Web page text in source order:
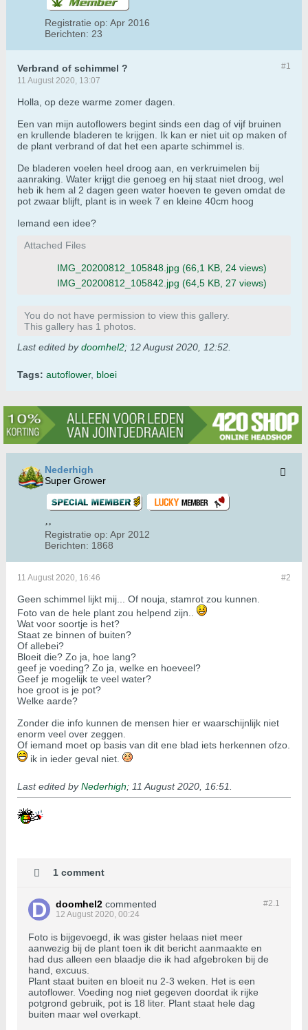
Registratie op: Apr 2016
Berichten: 23
#1
Verbrand of schimmel ?
11 August 2020, 13:07
Holla, op deze warme zomer dagen.
Een van mijn autoflowers begint sinds een dag of vijf bruinen
en krullende bladeren te krijgen. Ik kan er niet uit op maken of
de plant verbrand of dat het een aparte schimmel is.
De bladeren voelen heel droog aan, en verkruimelen bij
aanraking. Water krijgt die genoeg en hij staat niet droog, wel
heb ik hem al 2 dagen geen water hoeven te geven omdat de
pot zwaar blijft, plant is in week 7 en kleine 40cm hoog
Iemand een idee?
Attached Files
IMG_20200812_105848.jpg (66,1 KB, 24 views)
IMG_20200812_105842.jpg (64,5 KB, 27 views)
You do not have permission to view this gallery.
This gallery has 1 photos.
Last edited bydoomhel2; 12 August 2020, 12:52
Tags: autoflower, bloei
Nederhigh
Super Grower
Registratie op: Apr 2012
Berichten: 1868
#2
11 August 2020, 16:46
Geen schimmel lijkt mij... Of nouja, stamrot zou kunnen.
Foto van de hele plant zou helpend zijn..
Wat voor soortje is het?
Staat ze binnen of buiten?
Of allebei?
Bloeit die? Zo ja, hoe lang?
geef je voeding? Zo ja, welke en hoeveel?
Geef je mogelijk te veel water?
hoe groot is je pot?
Welke aarde?
Zonder die info kunnen de mensen hier er waarschijnlijk niet
enorm veel over zeggen.
Of iemand moet op basis van dit ene blad iets herkennen ofzo.
ik in ieder geval niet.
Last edited byNederhigh; 11 August 2020, 16:51
1 comment
#2.1
doomhel2 commented
12 August 2020, 00:24
Foto is bijgevoegd, ik was gister helaas niet meer
aanwezig bij de plant toen ik dit bericht aanmaakte en
had dus alleen een blaadje die ik had afgebroken bij de
hand, excuus.
Plant staat buiten en bloeit nu 2-3 weken. Het is een
autoflower. Voeding nog niet gegeven doordat ik rijke
potgrond gebruik, pot is 18 liter. Plant staat hele dag
buiten maar wel overkapt.